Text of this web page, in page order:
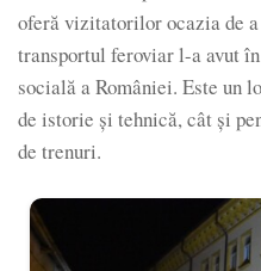
oferă vizitatorilor ocazia de
transportul feroviar l-a avut
socială a României. Este un
de istorie și tehnică, cât și
de trenuri.